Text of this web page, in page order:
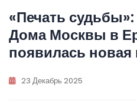
«Печать
Дома Москвы в
появилась новая
23 Декабрь 2025